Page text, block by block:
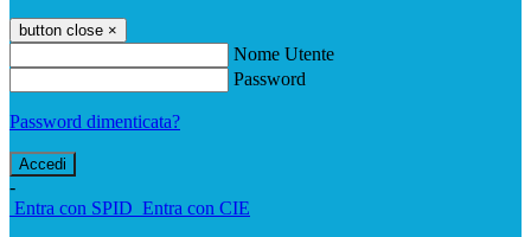
button close ×
Nome Utente
Password
Password dimenticata?
-
Entra con SPID Entra con CIE